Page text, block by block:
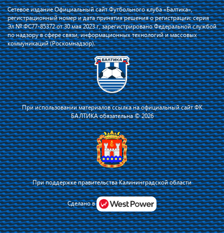
Я соглашаюсь с тем, что владелец сайта использует файлы cookie для
повышения удобства работы на сайте и сервис Яндекс.Метрика. Оставаясь
на сайте, я соглашаюсь сполитикой их применения.
Принять
Сетевое издание Официальный сайт Футбольного клуба «Балтика»,
регистрационный номер и дата принятия решения о регистрации: серия
Эл № ФС77-85372 от 30 мая 2023 г, зарегистрировано Федеральной службой
по надзору в сфере связи, информационных технологий и массовых
коммуникаций (Роскомнадзор).
При использовании материалов ссылка на официальный сайт ФК
БАЛТИКА обязательна © 2026
При поддержке правительства Калининградской области
Сделано в